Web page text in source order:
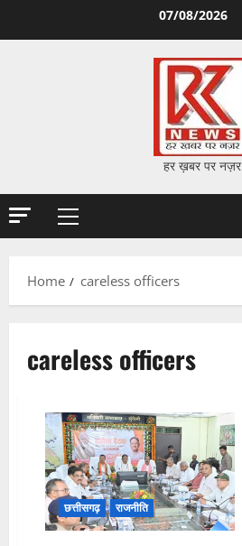
07/08/2026
हर ख़बर पर नज़र
Primary
Home careless officers
careless officers
छत्तीसगढ़ राजनीति